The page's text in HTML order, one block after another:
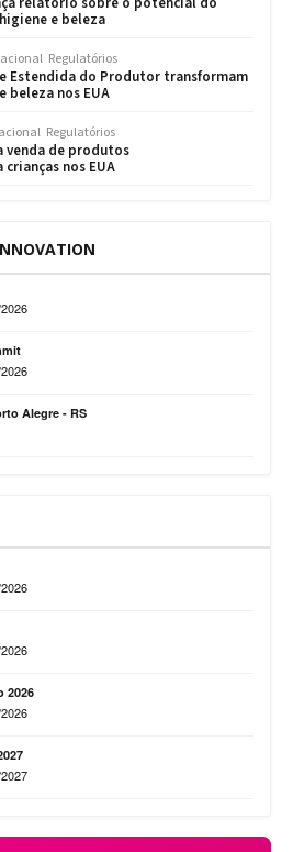
e beleza
Regulatórios
Estendida do Produtor transformam
beleza nos EUA
Regulatórios
venda de produtos
nos EUA
Alegre - RS
2026